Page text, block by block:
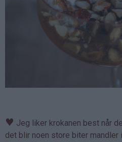
♥ Jeg liker krokanen best når
det blir noen store biter